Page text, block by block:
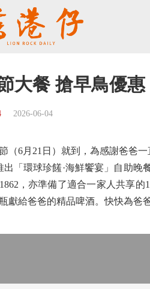
大餐 搶早鳥優惠
2026-06-04
月21日）就到，為感謝爸爸一
出「環球珍饈·海鮮饗宴」自助
，亦準備了適合一家人共享
獻給爸爸的精品啤酒。快快為爸